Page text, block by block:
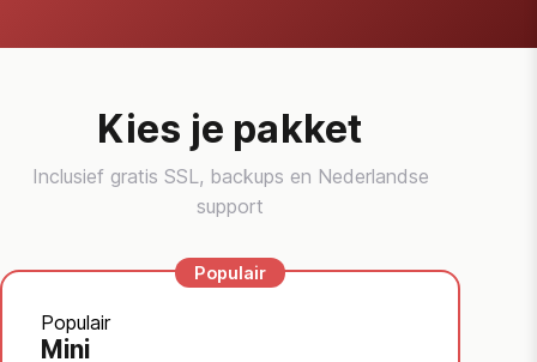
Kies je pakket
Inclusief gratis SSL, backups en Nederlandse
support
Populair
Mini